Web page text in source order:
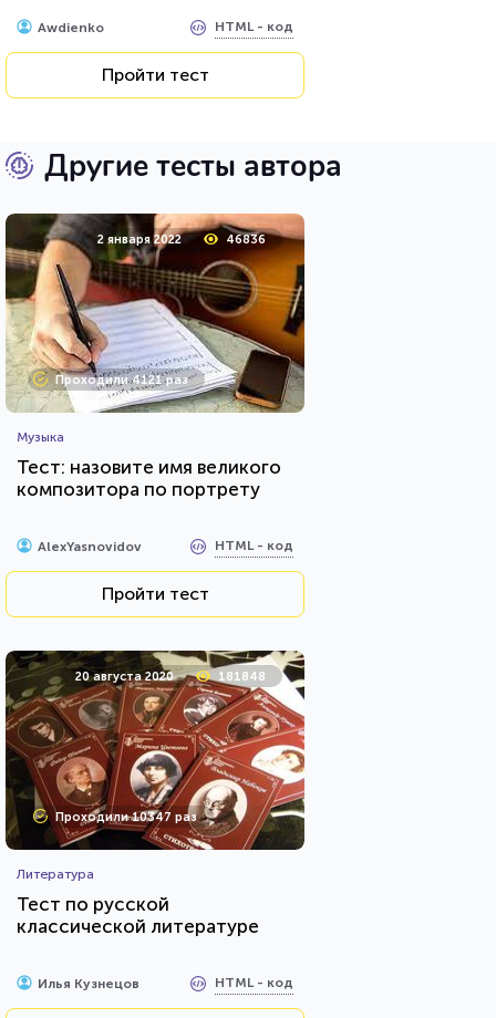
Awdienko HTML - код
Пройти тест
Другие тесты автора
2 января 2022 46836
Проходили 4121 раз
Музыка
Тест: назовите имя великого
композитора по портрету
AlexYasnovidov HTML - код
Пройти тест
20 августа 2020 181848
Проходили 10347 раз
Литература
Тест по русской
классической литературе
Илья Кузнецов HTML - код